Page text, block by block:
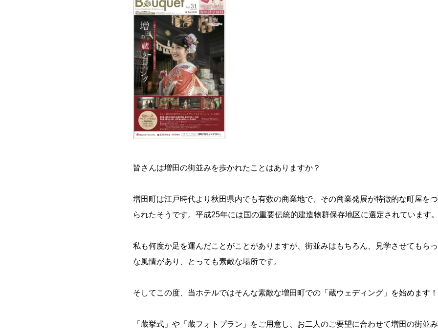
皆さんは増田の街並みを歩かれたことはありますか？
増田町は江戸時代より秋田県内でも有数の商業地で、その商業発展が特徴的な町屋を
られたそうです。平成25年には国の重要伝統的建造物群保存地区に選定されています
私も何度か足を運んだことがことがありますが、街並みはもちろん、見学させてもら
な風情があり、とっても素敵な場所です。
そしてこの度、当ホテルではそんな素敵な増田町での「蔵ウェディング」を始めます
「蔵挙式」や「蔵フォトプラン」をご用意し、お二人のご要望に合わせて増田の街並